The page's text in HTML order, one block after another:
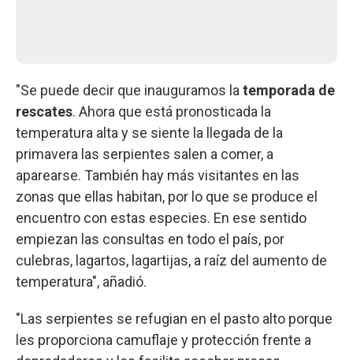
"Se puede decir que inauguramos la temporada de
rescates. Ahora que está pronosticada la
temperatura alta y se siente la llegada de la
primavera las serpientes salen a comer, a
aparearse. También hay más visitantes en las
zonas que ellas habitan, por lo que se produce el
encuentro con estas especies. En ese sentido
empiezan las consultas en todo el país, por
culebras, lagartos, lagartijas, a raíz del aumento de
temperatura", añadió.
"Las serpientes se refugian en el pasto alto porque
les proporciona camuflaje y protección frente a